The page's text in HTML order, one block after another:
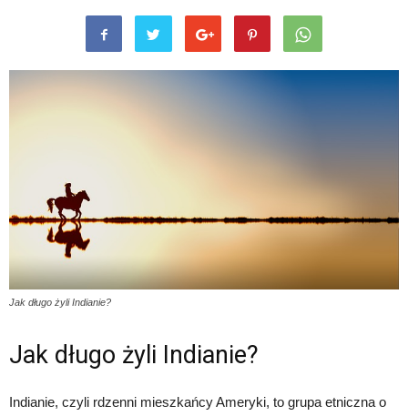
Jak długo żyli Indianie?
Jak długo żyli Indianie?
Indianie, czyli rdzenni mieszkańcy Ameryki, to grupa etniczna o